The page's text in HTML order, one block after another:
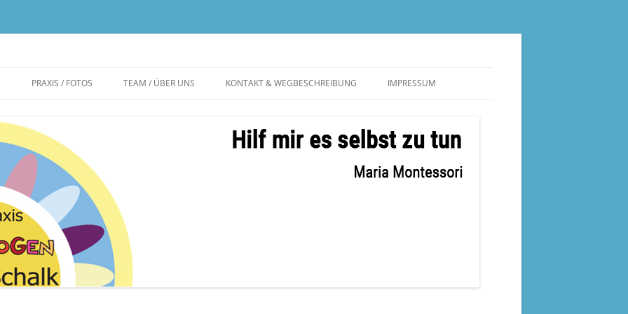
PRAXIS / FOTOS TEAM / ÜBER UNS KONTAKT & WEGBESCHREIBUNG IMPRESSUM